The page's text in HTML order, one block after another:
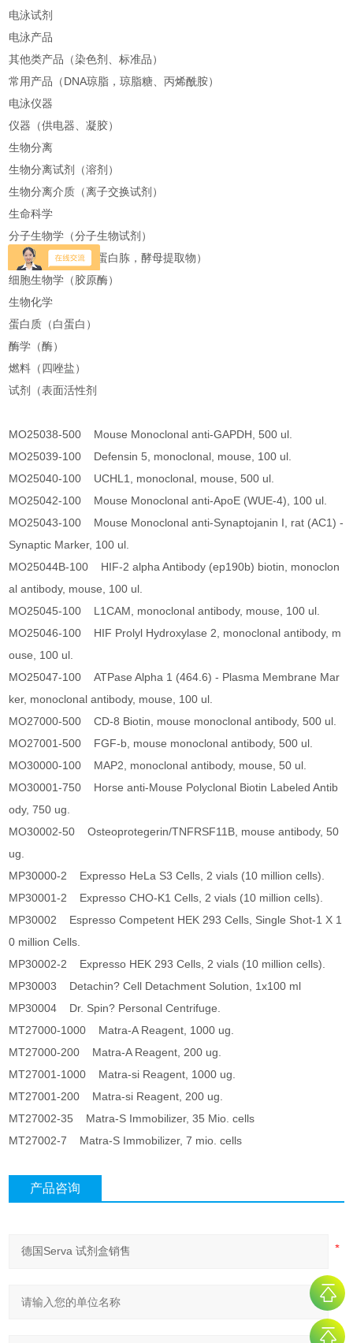
电泳试剂
电泳产品
其他类产品（染色剂、标准品）
常用产品（DNA琼脂，琼脂糖、丙烯酰胺）
电泳仪器
仪器（供电器、凝胶）
生物分离
生物分离试剂（溶剂）
生物分离介质（离子交换试剂）
生命科学
分子生物学（分子生物试剂）
微生物学（琼脂，蛋白胨，酵母提取物）
细胞生物学（胶原酶）
生物化学
蛋白质（白蛋白）
酶学（酶）
燃料（四唑盐）
试剂（表面活性剂
MO25038-500 Mouse Monoclonal anti-GAPDH, 500 ul.
MO25039-100 Defensin 5, monoclonal, mouse, 100 ul.
MO25040-100 UCHL1, monoclonal, mouse, 500 ul.
MO25042-100 Mouse Monoclonal anti-ApoE (WUE-4), 100 ul.
MO25043-100 Mouse Monoclonal anti-Synaptojanin I, rat (AC1) -
Synaptic Marker, 100 ul.
MO25044B-100 HIF-2 alpha Antibody (ep190b) biotin, monoclon
al antibody, mouse, 100 ul.
MO25045-100 L1CAM, monoclonal antibody, mouse, 100 ul.
MO25046-100 HIF Prolyl Hydroxylase 2, monoclonal antibody, m
ouse, 100 ul.
MO25047-100 ATPase Alpha 1 (464.6) - Plasma Membrane Mar
ker, monoclonal antibody, mouse, 100 ul.
MO27000-500 CD-8 Biotin, mouse monoclonal antibody, 500 ul.
MO27001-500 FGF-b, mouse monoclonal antibody, 500 ul.
MO30000-100 MAP2, monoclonal antibody, mouse, 50 ul.
MO30001-750 Horse anti-Mouse Polyclonal Biotin Labeled Antib
ody, 750 ug.
MO30002-50 Osteoprotegerin/TNFRSF11B, mouse antibody, 50
ug.
MP30000-2 Expresso HeLa S3 Cells, 2 vials (10 million cells).
MP30001-2 Expresso CHO-K1 Cells, 2 vials (10 million cells).
MP30002 Espresso Competent HEK 293 Cells, Single Shot-1 X 1
0 million Cells.
MP30002-2 Expresso HEK 293 Cells, 2 vials (10 million cells).
MP30003 Detachin? Cell Detachment Solution, 1x100 ml
MP30004 Dr. Spin? Personal Centrifuge.
MT27000-1000 Matra-A Reagent, 1000 ug.
MT27000-200 Matra-A Reagent, 200 ug.
MT27001-1000 Matra-si Reagent, 1000 ug.
MT27001-200 Matra-si Reagent, 200 ug.
MT27002-35 Matra-S Immobilizer, 35 Mio. cells
MT27002-7 Matra-S Immobilizer, 7 mio. cells
产品咨询